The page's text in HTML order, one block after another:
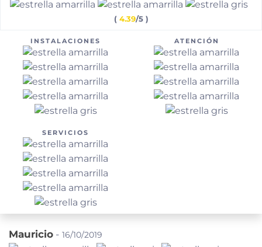
( 4.39/5 )
INSTALACIONES ATENCIÓN
SERVICIOS
Mauricio - 16/10/2019